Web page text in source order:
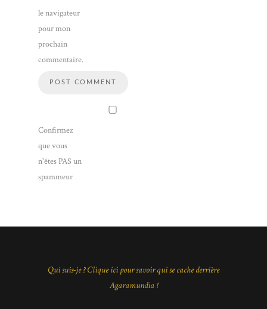
le navigateur
pour mon
prochain
commentaire.
Confirmez
que vous
n'êtes PAS un
spammeur
Qui suis-je ? Clique ici pour savoir qui se cache derrière
Agaramundia !